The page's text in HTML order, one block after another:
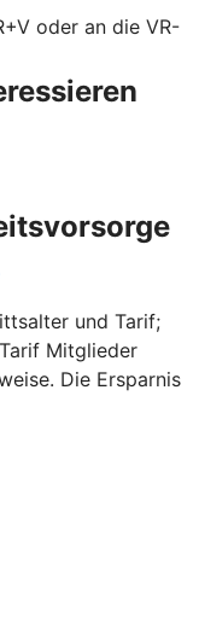
oder an die VR-
und Tarif;
Mitglieder
Die Ersparnis